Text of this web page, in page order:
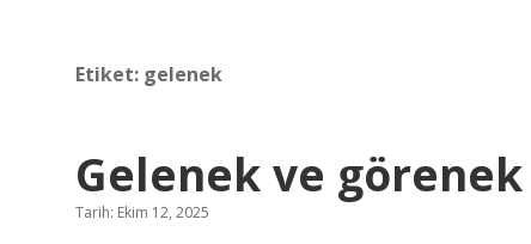
Etiket: gelenek
Gelenek ve
Tarih: Ekim 12, 2025